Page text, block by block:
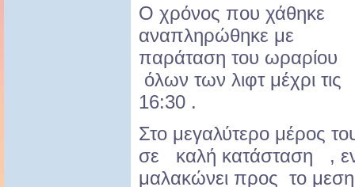
Ο χρόνος που χάθηκε
αναπληρώθηκε με
παράταση του ωραρίου
όλων των λιφτ μέχρι τις
16:30 .
Στο μεγαλύτερο μέρος
σε καλή κατάσταση ,
μαλακώνει προς το